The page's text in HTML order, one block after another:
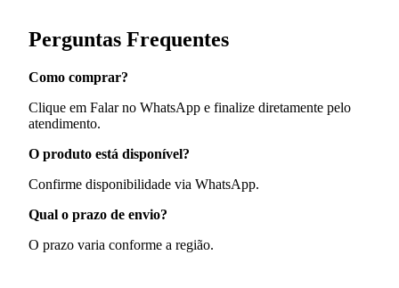
Perguntas Frequentes
Como comprar?
Clique em Falar no WhatsApp e finalize diretamente pelo
atendimento.
O produto está disponível?
Confirme disponibilidade via WhatsApp.
Qual o prazo de envio?
O prazo varia conforme a região.